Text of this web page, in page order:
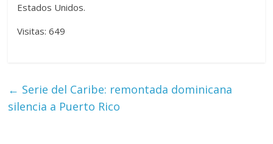
Estados Unidos.
Visitas: 649
← Serie del Caribe: remontada dominicana
silencia a Puerto Rico